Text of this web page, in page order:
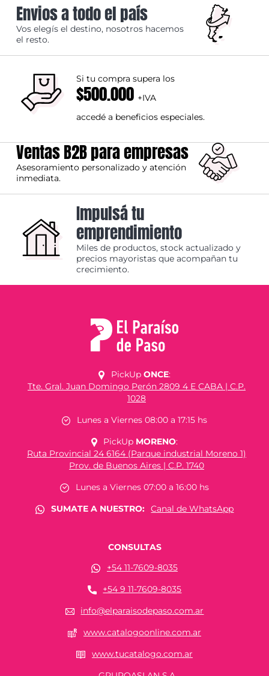
Envios a todo el país
Vos elegís el destino, nosotros hacemos
el resto.
Si tu compra supera los
$500.000 +IVA
accedé a beneficios especiales.
Ventas B2B para empresas
Asesoramiento personalizado y atención
inmediata.
Impulsá tu
emprendimiento
Miles de productos, stock actualizado y
precios mayoristas que acompañan tu
crecimiento.
PickUp ONCE:
Tte. Gral. Juan Domingo Perón 2809 4 E CABA | C.P.
1028
Lunes a Viernes 08:00 a 17:15 hs
PickUp MORENO:
Ruta Provincial 24 6164 (Parque industrial Moreno 1)
Prov. de Buenos Aires | C.P. 1740
Lunes a Viernes 07:00 a 16:00 hs
SUMATE A NUESTRO:
Canal de WhatsApp
CONSULTAS
+54 11-7609-8035
+54 9 11-7609-8035
info@elparaisodepaso.com.ar
www.catalogoonline.com.ar
www.tucatalogo.com.ar